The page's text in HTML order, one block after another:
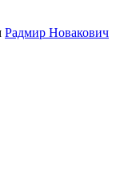
Радмир Новакович